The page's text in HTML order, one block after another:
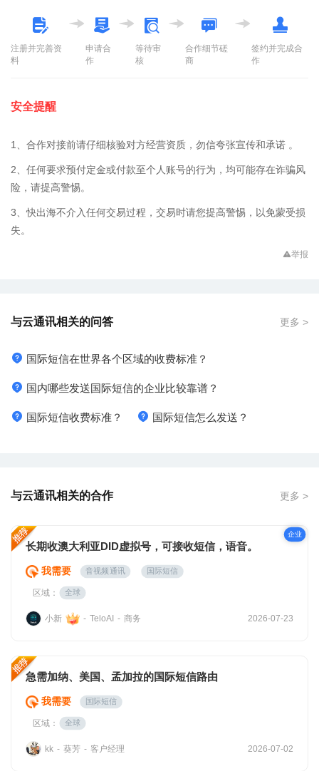
注册并完善资
料
申请合
作
等待审
核
合作细节磋
商
签约并完成合
作
安全提醒
1、合作对接前请仔细核验对方经营资质，勿信夸张宣传和承诺 。
2、任何要求预付定金或付款至个人账号的行为，均可能存在诈骗风
险，请提高警惕。
3、快出海不介入任何交易过程，交易时请您提高警惕，以免蒙受损
失。
举报
与云通讯相关的问答 更多 >
国际短信在世界各个区域的收费标准？
国内哪些发送国际短信的企业比较靠谱？
国际短信收费标准？ 国际短信怎么发送？
与云通讯相关的合作 更多 >
长期收澳大利亚DID虚拟号，可接收短信，语音。
企业
我需要 音视频通讯 国际短信
区域： 全球
小新 - TeloAI - 商务 2026-07-23
急需加纳、美国、孟加拉的国际短信路由
我需要 国际短信
区域： 全球
kk - 葵芳 - 客户经理 2026-07-02